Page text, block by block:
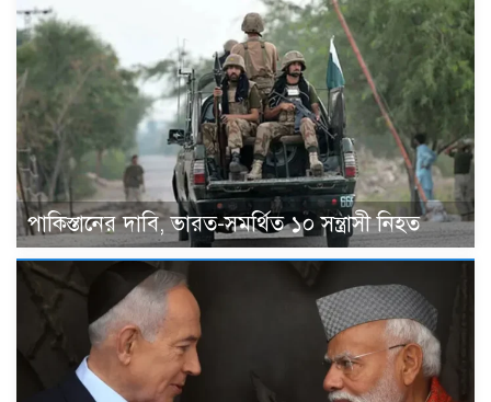
পাকিস্তানের দাবি, ভারত-সমর্থিত ১০ সন্ত্রাসী নিহত